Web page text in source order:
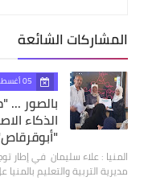
المشاركات الشائعة
05 أغسطس 2026
بالصور ...
الذكاء
المنيا : علاء سليمان في إطار
مديرية التربية والتعليم بالمنيا